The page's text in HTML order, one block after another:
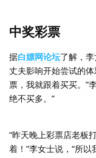
中奖彩票
据白嫖网论坛了解，
丈夫影响开始尝试的
票，我就跟着买买。”
绝不买多。”
“昨天晚上彩票店老板
着！”李女士说，“所